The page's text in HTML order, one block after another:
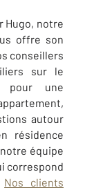
Hugo, notre
offre son
conseillers
sur le
pour une
autour
résidence
équipe
correspond
Nos clients